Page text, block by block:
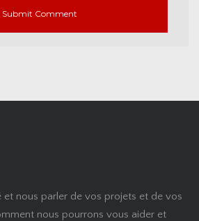
et nous parler de vos projets et de vos
nous pourrons vous aider et